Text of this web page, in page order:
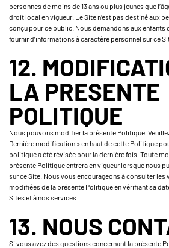
personnes de moins de 13 ans ou plus jeunes que
droit local en vigueur. Le Site n’est pas destiné aux
conçu pour ce public. Nous demandons aux enfants
fournir d’informations à caractère personnel sur ce
12.
LA PRESENTE
POLITIQUE
Nous pouvons modifier la présente Politique.
Dernière modification » en haut de cette Politique
politique a été révisée pour la dernière fois. Toute
présente Politique entrera en vigueur lorsque nous
sur ce Site. Nous vous encourageons à consulter les
modifiées de la présente Politique en vérifiant sa
Sites et à nos services.
13. NOUS
Si vous avez des questions concernant la présente